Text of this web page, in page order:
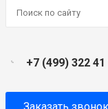
+7 (499) 322 41